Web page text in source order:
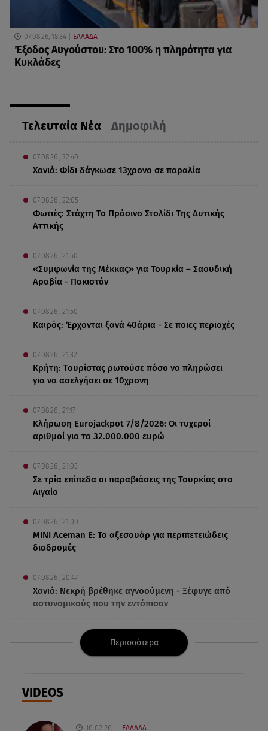
Τελευταία Νέα Δημοφιλή
07.08.26 , 22:40
Χανιά: Φίδι δάγκωσε 13χρονο σε παραλία
07.08.26 , 22:05
Φωτιές: Στάχτη Το Πράσινο Στολίδι Της Δυτικής
Αττικής
07.08.26 , 21:50
«Συμφωνία της Μέκκας» για Τουρκία – Σαουδική
Αραβία - Πακιστάν
07.08.26 , 21:50
Καιρός: Έρχονται ξανά 40άρια - Σε ποιες περιοχές
07.08.26 , 21:32
Κρήτη: Τουρίστας ρωτούσε πόσο να πληρώσει
για να ασελγήσει σε 10χρονη
07.08.26 , 21:17
Κλήρωση Eurojackpot 7/8/2026: Οι τυχεροί
αριθμοί για τα 32.000.000 ευρώ
07.08.26 , 21:03
Σε τρία επίπεδα οι παραβιάσεις της Τουρκίας στο
Αιγαίο
07.08.26 , 21:00
MINI Aceman E: Τα αξεσουάρ για περιπετειώδεις
διαδρομές
07.08.26 , 20:47
Χανιά: Νεκρή βρέθηκε αγνοούμενη - Ξέφυγε από
αστυνομικούς που την εντόπισαν
Μυστράς: Κρίσιμος για το κατηγορητήριο ο
χρόνος θανάτου του 90χρονου
07.08.26 , 20:13
Κυψέλη: Tι βρέθηκε στο διαμέρισμα της
Περισσότερα
VIDEOS
16.02.26 ΕΛΛΑΔΑ
07.08.26, 18:34 ΕΛΛΑΔΑ
Έξοδος Αυγούστου: Στο 100% η πληρότητα για
Κυκλάδες